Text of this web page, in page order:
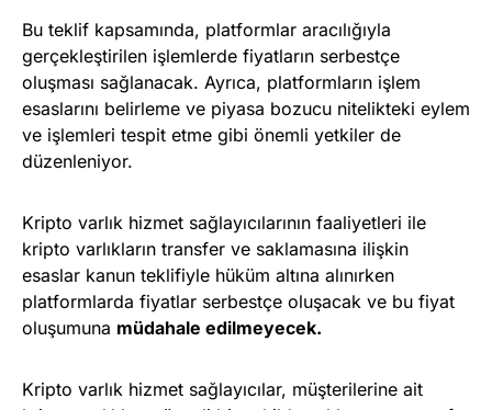
Bu teklif kapsamında, platformlar aracılığıyla
gerçekleştirilen işlemlerde fiyatların serbestçe
oluşması sağlanacak. Ayrıca, platformların işlem
esaslarını belirleme ve piyasa bozucu nitelikteki eylem
ve işlemleri tespit etme gibi önemli yetkiler de
düzenleniyor.
Kripto varlık hizmet sağlayıcılarının faaliyetleri ile
kripto varlıkların transfer ve saklamasına ilişkin
esaslar kanun teklifiyle hüküm altına alınırken
platformlarda fiyatlar serbestçe oluşacak ve bu fiyat
oluşumuna müdahale edilmeyecek.
Kripto varlık hizmet sağlayıcılar, müşterilerine ait